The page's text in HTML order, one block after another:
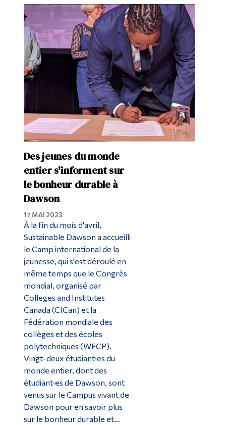
Des jeunes du monde
entier s'informent sur
le bonheur durable à
Dawson
17 MAI 2023
À la fin du mois d'avril,
Sustainable Dawson a accueilli
le Camp international de la
jeunesse, qui s'est déroulé en
même temps que le Congrès
mondial, organisé par
Colleges and Institutes
Canada (CICan) et la
Fédération mondiale des
collèges et des écoles
polytechniques (WFCP).
Vingt-deux étudiant·es du
monde entier, dont des
étudiant·es de Dawson, sont
venus sur le Campus vivant de
Dawson pour en savoir plus
sur le bonheur durable et...